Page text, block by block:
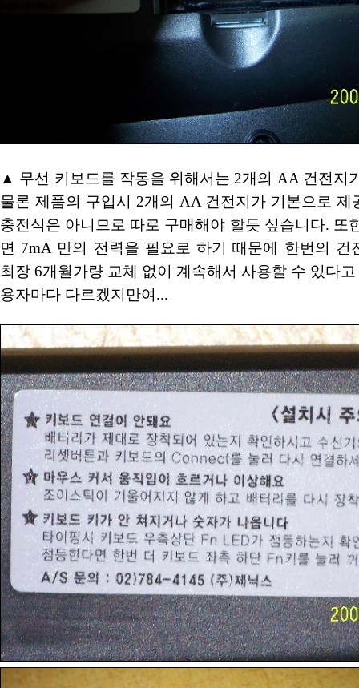
▲ 무선 키보드를 작동을 위해서는 2개의 AA 건전지
물론 제품의 구입시 2개의 AA 건전지가 기본으로 제
충전식은 아니므로 따로 구매해야 할듯 싶습니다. 또
면 7mA 만의 전력을 필요로 하기 때문에 한번의 건
최장 6개월가량 교체 없이 계속해서 사용할 수 있다
용자마다 다르겠지만여...